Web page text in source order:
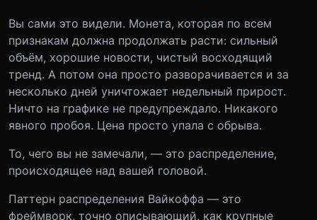
Вы сами это видели. Монета, которая по всем
признакам должна продолжать расти: сильный
объём, хорошие новости, чистый восходящий
тренд. А потом она просто разворачивается и за
несколько дней уничтожает недельный прирост.
Ничто на графике не предупреждало. Никакого
явного пробоя. Цена просто упала с обрыва.
То, чего вы не замечали, — это распределение,
происходящее над вашей головой.
Паттерн распределения Вайкоффа — это
фреймворк, точно описывающий, как крупные